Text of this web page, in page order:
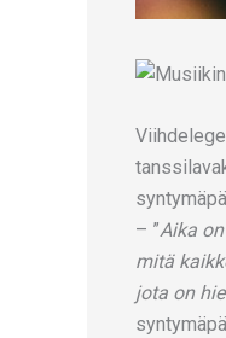
– ”Aika
mitä
jota on